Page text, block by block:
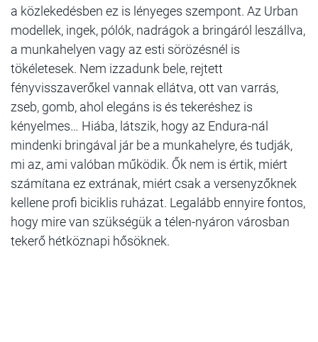
a közlekedésben ez is lényeges szempont. Az Urban
modellek, ingek, pólók, nadrágok a bringáról leszállva,
a munkahelyen vagy az esti sörözésnél is
tökéletesek. Nem izzadunk bele, rejtett
fényvisszaverőkel vannak ellátva, ott van varrás,
zseb, gomb, ahol elegáns is és tekeréshez is
kényelmes… Hiába, látszik, hogy az Endura-nál
mindenki bringával jár be a munkahelyre, és tudják,
mi az, ami valóban működik. Ők nem is értik, miért
számítana ez extrának, miért csak a versenyzőknek
kellene profi biciklis ruházat. Legalább ennyire fontos,
hogy mire van szükségük a télen-nyáron városban
tekerő hétköznapi hősöknek.